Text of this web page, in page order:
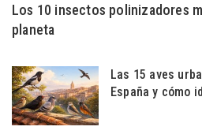
Los 10 insectos polinizadores
planeta
Las 15 aves
España y cómo